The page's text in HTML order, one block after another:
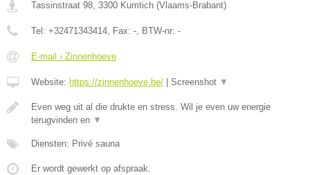
Tassinstraat 98, 3300 Kumtich (Vlaams-Brabant)
Tel: +32471343414, Fax: -, BTW-nr: -
E-mail › Zinnenhoeve
Website: https://zinnenhoeve.be/ Screenshot ▼
Even weg uit al die drukte en stress. Wil je even uw energie
terugvinden en ▼
Diensten: Privé sauna
Er wordt gewerkt op afspraak.